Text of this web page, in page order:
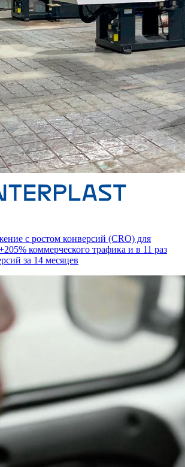
с ростом конверсий (CRO) для
коммерческого трафика и в 11 раз
за 14 месяцев